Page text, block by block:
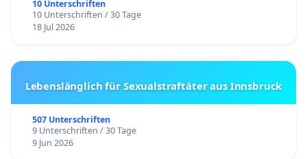
10 Unterschriften
10 Unterschriften / 30 Tage
18 Jul 2026
Lebenslänglich für Sexualstraftäter aus Innsbruck
507 Unterschriften
9 Unterschriften / 30 Tage
9 Jun 2026